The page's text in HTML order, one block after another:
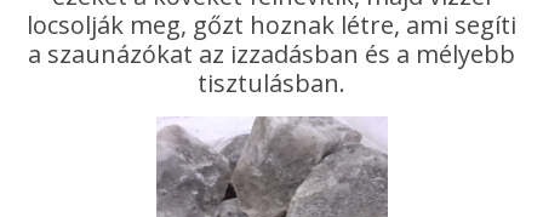
locsolják meg, gőzt hoznak létre, ami segíti
a szaunázókat az izzadásban és a mélyebb
tisztulásban.